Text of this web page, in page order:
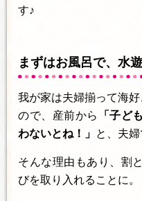
す♪
まずはお風呂で、水
我が家は夫婦揃って海
ので、産前から
「子ど
わないとね！」 と、夫
そんな理由もあり、割
びを取り入れることに。